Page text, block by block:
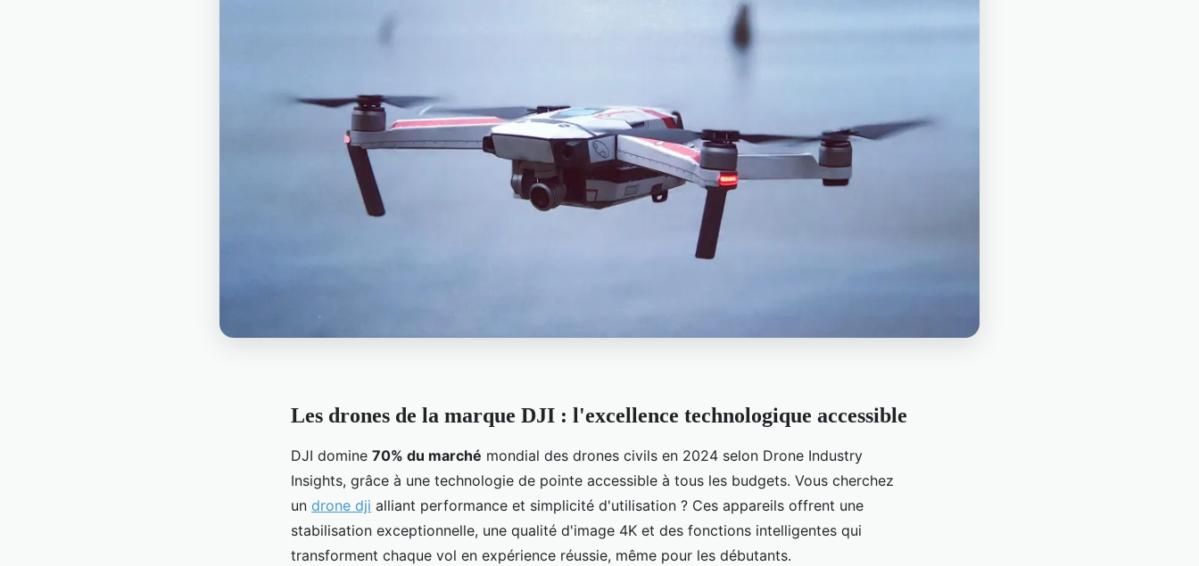
Les drones de la marque DJI : l'excellence technologique accessible
DJI domine 70% du marché mondial des drones civils en 2024 selon Drone Industry
Insights, grâce à une technologie de pointe accessible à tous les budgets. Vous cherchez
un drone dji alliant performance et simplicité d'utilisation ? Ces appareils offrent une
stabilisation exceptionnelle, une qualité d'image 4K et des fonctions intelligentes qui
transforment chaque vol en expérience réussie, même pour les débutants.